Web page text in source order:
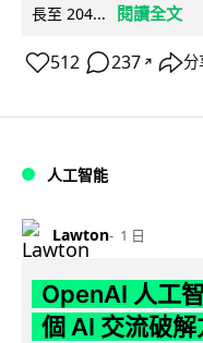
長至 204...
閱讀全文
512 237 ↗ 分
人工智能
Lawton 1 日
OpenAI 人工
個 AI 交流破